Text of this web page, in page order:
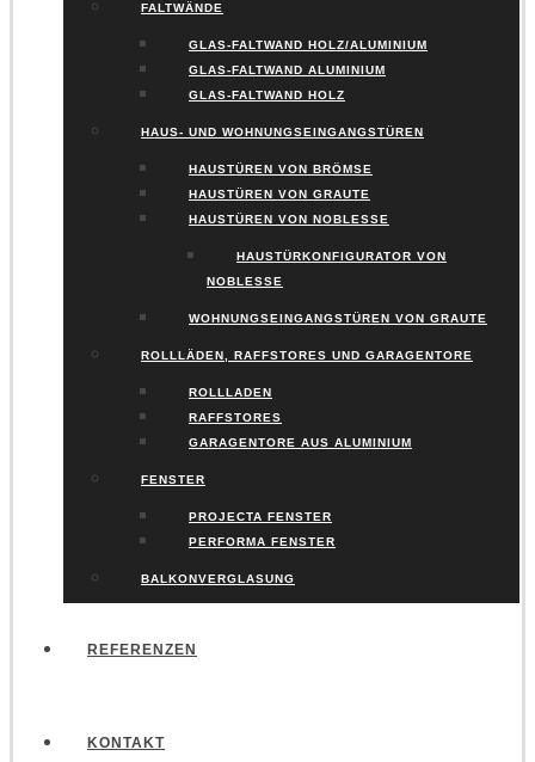
FALTWÄNDE
GLAS-FALTWAND HOLZ/ALUMINIUM
GLAS-FALTWAND ALUMINIUM
GLAS-FALTWAND HOLZ
HAUS- UND WOHNUNGSEINGANGSTÜREN
HAUSTÜREN VON BRÖMSE
HAUSTÜREN VON GRAUTE
HAUSTÜREN VON NOBLESSE
HAUSTÜRKONFIGURATOR VON
NOBLESSE
WOHNUNGSEINGANGSTÜREN VON GRAUTE
ROLLLÄDEN, RAFFSTORES UND GARAGENTORE
ROLLLADEN
RAFFSTORES
GARAGENTORE AUS ALUMINIUM
FENSTER
PROJECTA FENSTER
PERFORMA FENSTER
BALKONVERGLASUNG
REFERENZEN
KONTAKT